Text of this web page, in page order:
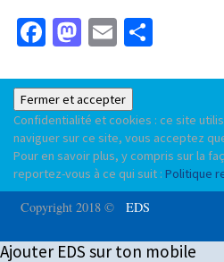
Facebook
Mastodon
Email
Confidentialité et cookies : ce site
naviguer sur ce site, vous acceptez
Pour en savoir plus, y compris sur la
reportez-vous à ce qui suit : Politique
Copyright 2018 © EDS
Ajouter EDS sur ton mobile